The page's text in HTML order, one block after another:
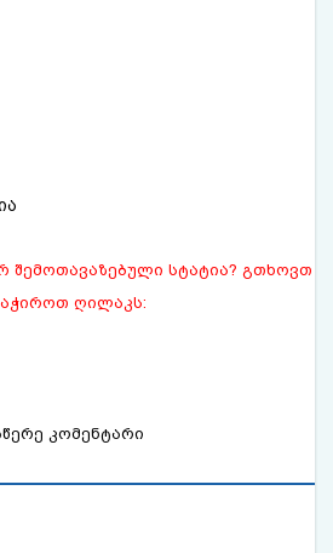
შემოთავაზებული სტატია? გთხოვთ
ღილაკს:
კომენტარი